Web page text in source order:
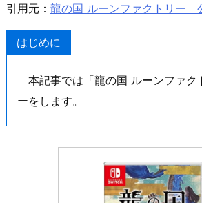
引用元： 龍の国 ルーンファクトリー
はじめに
本記事では「龍の国 ルーンファク
ーをします。